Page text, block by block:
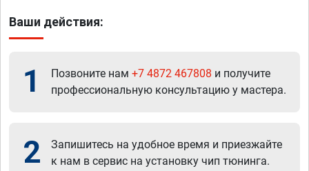
Ваши действия:
1 Позвоните нам +7 4872 467808 и получите
профессиональную консультацию у мастера.
2
Запишитесь на удобное время и приезжайте
к нам в сервис на установку чип тюнинга.